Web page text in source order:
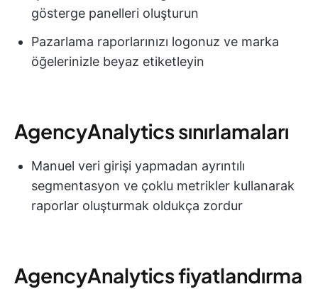
gösterge panelleri oluşturun
Pazarlama raporlarınızı logonuz ve marka
öğelerinizle beyaz etiketleyin
AgencyAnalytics sınırlamaları
Manuel veri girişi yapmadan ayrıntılı
segmentasyon ve çoklu metrikler kullanarak
raporlar oluşturmak oldukça zordur
AgencyAnalytics fiyatlandırma